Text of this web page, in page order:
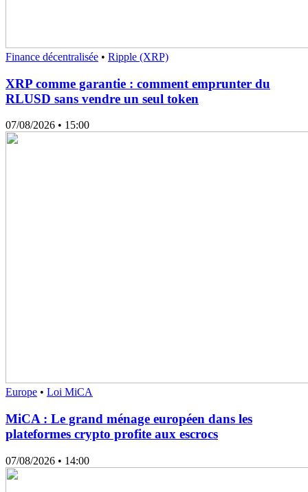
Finance décentralisée • Ripple (XRP)
XRP comme garantie : comment emprunter du
RLUSD sans vendre un seul token
07/08/2026 • 15:00
Europe • Loi MiCA
MiCA : Le grand ménage européen dans les
plateformes crypto profite aux escrocs
07/08/2026 • 14:00